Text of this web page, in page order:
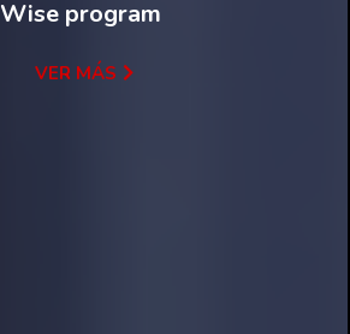
Wise program
VER MÁS